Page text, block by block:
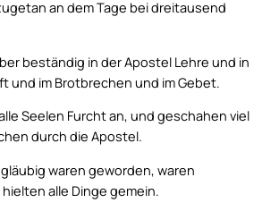
an dem Tage bei dreitausend
beständig in der Apostel Lehre und in
und im Brotbrechen und im Gebet.
Seelen Furcht an, und geschahen viel
durch die Apostel.
waren geworden, waren
alle Dinge gemein.